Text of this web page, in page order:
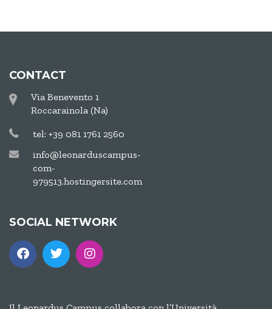
CONTACT
Via Benevento 1
Roccarainola (Na)
tel: +39 081 1761 2560
info@leonarduscampus-
com-
979513.hostingersite.com
SOCIAL NETWORK